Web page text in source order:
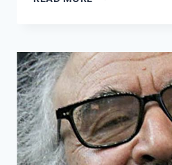
بین‌المللی
“نویسنده
جوان”
در
فرانسه